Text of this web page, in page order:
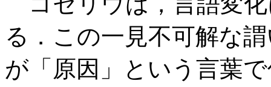
る．この一見不可解な
が「原因」という言葉